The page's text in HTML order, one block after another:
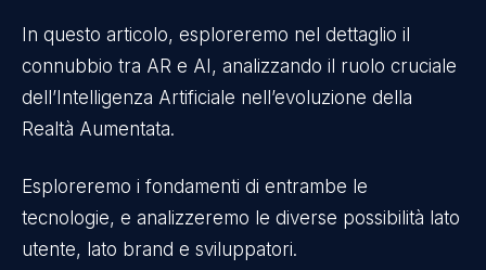
In questo articolo, esploreremo nel dettaglio il
connubbio tra AR e AI, analizzando il ruolo cruciale
dell’Intelligenza Artificiale nell’evoluzione della
Realtà Aumentata.
Esploreremo i fondamenti di entrambe le
tecnologie, e analizzeremo le diverse possibilità lato
utente, lato brand e sviluppatori.